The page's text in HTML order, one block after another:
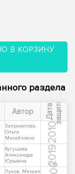
В КОРЗИНУ
раздела
Автор Д
а
т
а
з
а
щ
и
т ы
Запрометова,
Ольга
Михайловна
2010
Кугушева
Александра
Юрьевна
2019
Луков, Михаил